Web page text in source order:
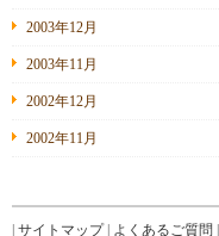
2003年12月
2003年11月
2002年12月
2002年11月
サイトマップ| よくあるご質問